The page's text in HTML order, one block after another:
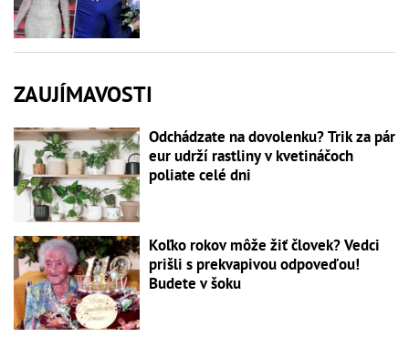
ZAUJÍMAVOSTI
Odchádzate na dovolenku? Trik za pár
eur udrží rastliny v kvetináčoch
poliate celé dni
Koľko rokov môže žiť človek? Vedci
prišli s prekvapivou odpoveďou!
Budete v šoku